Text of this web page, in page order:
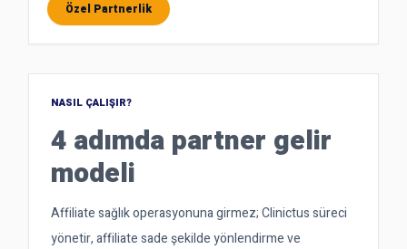
Özel Partnerlik
NASIL ÇALIŞIR?
4 adımda partner gelir
modeli
Affiliate sağlık operasyonuna girmez; Clinictus süreci
yönetir, affiliate sade şekilde yönlendirme ve